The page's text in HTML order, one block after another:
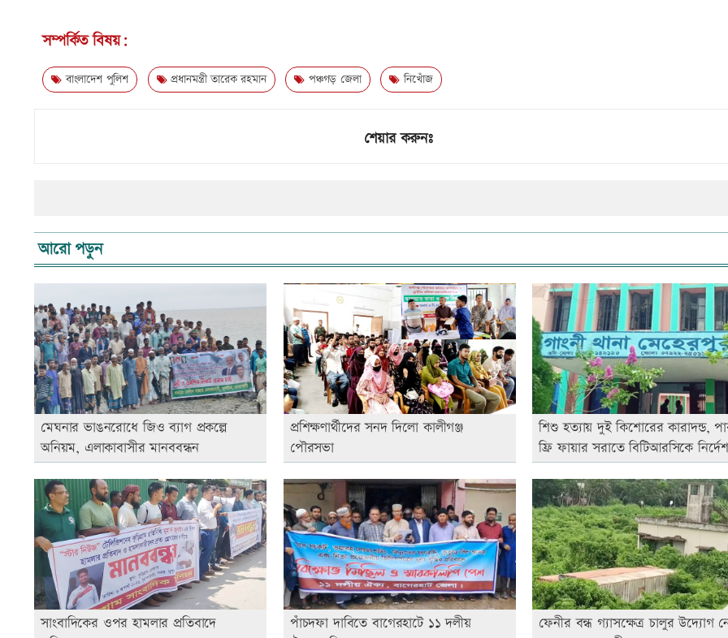
সম্পর্কিত বিষয়:
বাংলাদেশ পুলিশ প্রধানমন্ত্রী তারেক রহমান পঞ্চগড় জেলা নিখোঁজ
শেয়ার করুনঃ
আরো পড়ুন
মেঘনার ভাঙনরোধে জিও ব্যাগ প্রকল্পে
অনিয়ম, এলাকাবাসীর মানববন্ধন
প্রশিক্ষণার্থীদের সনদ দিলো কালীগঞ্জ
পৌরসভা
শিশু হত্যায় দুই কিশোরের কারাদন্ড,
ফ্রি ফায়ার সরাতে বিটিআরসিকে নির্দেশ
সাংবাদিকের ওপর হামলার প্রতিবাদে
পাঁচদফা দাবিতে বাগেরহাটে ১১ দলীয়
ফেনীর বন্ধ গ্যাসক্ষেত্র চালুর উদ্যোগ